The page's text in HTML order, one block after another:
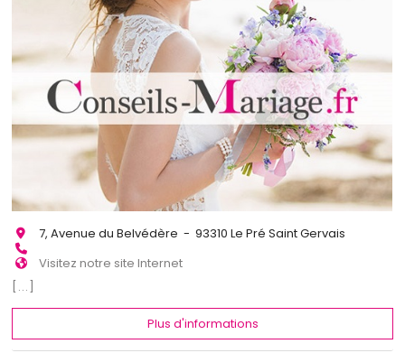
7, Avenue du Belvédère - 93310 Le Pré Saint Gervais
Visitez notre site Internet
[...]
Plus d'informations